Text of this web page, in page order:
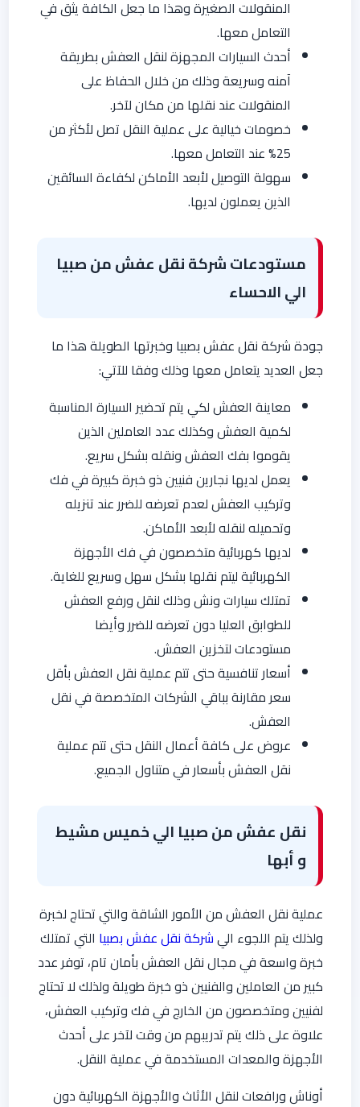
المنقولات الصغيرة وهذا ما جعل الكافة يثق في
التعامل معها.
أحدث السيارات المجهزة لنقل العفش بطريقة
آمنه وسريعة وذلك من خلال الحفاظ على
المنقولات عند نقلها من مكان لآخر.
خصومات خيالية على عملية النقل تصل لأكثر من
25% عند التعامل معها.
سهولة التوصيل لأبعد الأماكن لكفاءة السائقين
الذين يعملون لديها.
مستودعات شركة نقل عفش من صبيا
الي الاحساء
جودة شركة نقل عفش بصبيا وخبرتها الطويلة هذا ما
جعل العديد يتعامل معها وذلك وفقا للآتي:
معاينة العفش لكي يتم تحضير السيارة المناسبة
لكمية العفش وكذلك عدد العاملين الذين
يقوموا بفك العفش ونقله بشكل سريع.
يعمل لديها نجارين فنيين ذو خبرة كبيرة في فك
وتركيب العفش لعدم تعرضه للضرر عند تنزيله
وتحميله لنقله لأبعد الأماكن.
لديها كهربائية متخصصون في فك الأجهزة
الكهربائية ليتم نقلها بشكل سهل وسريع للغاية.
تمتلك سيارات ونش وذلك لنقل ورفع العفش
للطوابق العليا دون تعرضه للضرر وأيضا
مستودعات لتخزين العفش.
أسعار تنافسية حتى تتم عملية نقل العفش بأقل
سعر مقارنة بباقي الشركات المتخصصة في نقل
العفش.
عروض على كافة أعمال النقل حتى تتم عملية
نقل العفش بأسعار في متناول الجميع.
نقل عفش من صبيا الي خميس مشيط
و أبها
عملية نقل العفش من الأمور الشاقة والتي تحتاج لخبرة
ولذلك يتم اللجوء اليشركة نقل عفش بصبيا التي تمتلك
خبرة واسعة في مجال نقل العفش بأمان تام، توفر عدد
كبير من العاملين والفنيين ذو خبرة طويلة ولذلك لا تحتاج
لفنيين ومتخصصون من الخارج في فك وتركيب العفش،
علاوة على ذلك يتم تدريبهم من وقت لآخر على أحدث
الأجهزة والمعدات المستخدمة في عملية النقل.
أوناش ورافعات لنقل الأثاث والأجهزة الكهربائية دون